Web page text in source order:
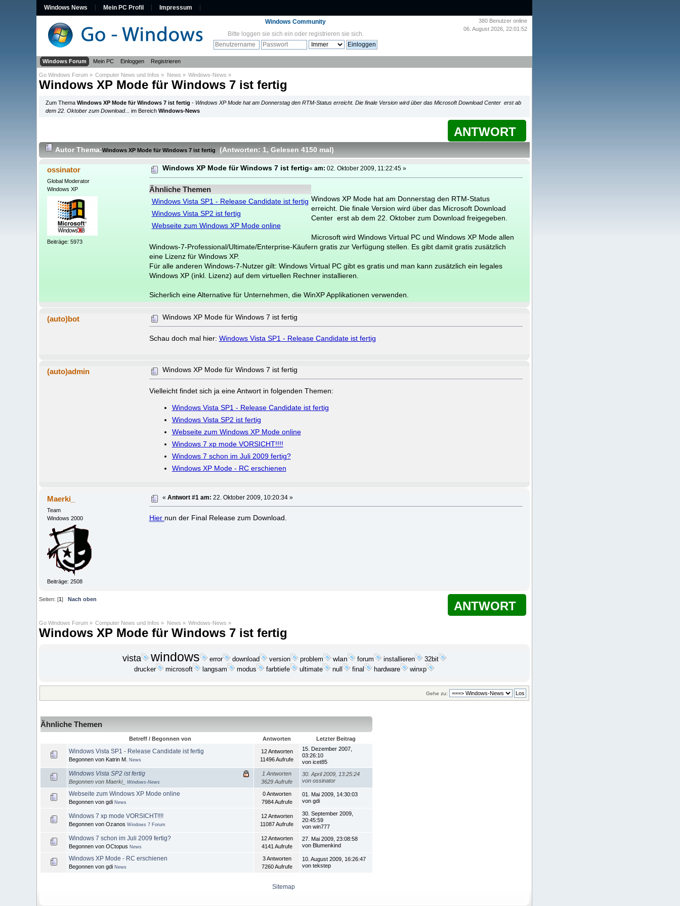
Windows News Mein PC Profil Impressum
380 Benutzer online
06. August 2026, 22:01:52
Windows Community
Bitte loggen sie sich ein oder registrieren sie sich.
Windows Forum Mein PC Einloggen Registrieren
Go Windows Forum » Computer News und Infos » News » Windows-News »
Windows XP Mode für Windows 7 ist fertig
Zum ThemaWindows XP Mode für Windows 7 ist fertig - Windows XP Mode hat am Donnerstag den RTM-Status erreicht. Die finale Version wird über das Microsoft Download Center erst ab
dem 22. Oktober zum Download... im BereichWindows-News
ANTWORT
AutorThema:Windows XP Mode für Windows 7 ist fertig (Antworten: 1, Gelesen 4150 mal )
ossinator
Global Moderator
Windows XP
Beiträge: 5973
Windows XP Mode für Windows 7 ist fertig«am: 02. Oktober 2009, 11:22:45 »
Ähnliche Themen
Windows Vista SP1 - Release Candidate ist fertig
Windows Vista SP2 ist fertig
Webseite zum Windows XP Mode online
Windows XP Mode hat am Donnerstag den RTM-Status
erreicht. Die finale Version wird über das Microsoft Download
Center erst ab dem 22. Oktober zum Download freigegeben.
Microsoft wird Windows Virtual PC und Windows XP Mode allen
Windows-7-Professional/Ultimate/Enterprise-Käufern gratis zur Verfügung stellen. Es gibt damit gratis zusätzlich
eine Lizenz für Windows XP.
Für alle anderen Windows-7-Nutzer gilt: Windows Virtual PC gibt es gratis und man kann zusätzlich ein legales
Windows XP (inkl. Lizenz) auf dem virtuellen Rechner installieren.
Sicherlich eine Alternative für Unternehmen, die WinXP Applikationen verwenden.
(auto)bot Windows XP Mode für Windows 7 ist fertig
Schau doch mal hier: Windows Vista SP1 - Release Candidate ist fertig
(auto)admin Windows XP Mode für Windows 7 ist fertig
Vielleicht findet sich ja eine Antwort in folgenden Themen:
Windows Vista SP1 - Release Candidate ist fertig
Windows Vista SP2 ist fertig
Webseite zum Windows XP Mode online
Windows 7 xp mode VORSICHT!!!!
Windows 7 schon im Juli 2009 fertig?
Windows XP Mode - RC erschienen
Maerki_
Team
Windows 2000
Beiträge: 2508
«Antwort #1 am: 22. Oktober 2009, 10:20:34 »
Hier nun der Final Release zum Download.
ANTWORT
Seiten: [1] Nach oben
Go Windows Forum » Computer News und Infos » News » Windows-News »
Windows XP Mode für Windows 7 ist fertig
vista windows error download version problem wlan forum installieren 32bit
drucker microsoft langsam modus farbtiefe ultimate null final hardware winxp
Gehe zu:
Ähnliche Themen
Betreff / Begonnen von Antworten Letzter Beitrag
Windows Vista SP1 - Release Candidate ist fertig
Begonnen von Katrin M. News
12 Antworten
11496 Aufrufe
15. Dezember 2007,
03:26:10
von icet85
Windows Vista SP2 ist fertig
Begonnen von Maerki_ Windows-News
1 Antworten
3629 Aufrufe
30. April 2009, 13:25:24
von ossinator
Webseite zum Windows XP Mode online
Begonnen von gdi News
0 Antworten
7984 Aufrufe
01. Mai 2009, 14:30:03
von gdi
Windows 7 xp mode VORSICHT!!!!
Begonnen von Ozanos Windows 7 Forum
12 Antworten
11087 Aufrufe
30. September 2009,
20:45:59
von win777
Windows 7 schon im Juli 2009 fertig?
Begonnen von OCtopus News
12 Antworten
4141 Aufrufe
27. Mai 2009, 23:08:58
von Blumenkind
Windows XP Mode - RC erschienen
Begonnen von gdi News
3 Antworten
7260 Aufrufe
10. August 2009, 16:26:47
von tekstep
Sitemap